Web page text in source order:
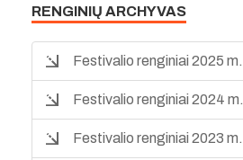
RENGINIŲ ARCHYVAS
Festivalio renginiai 2025 m.
Festivalio renginiai 2024 m.
Festivalio renginiai 2023 m.